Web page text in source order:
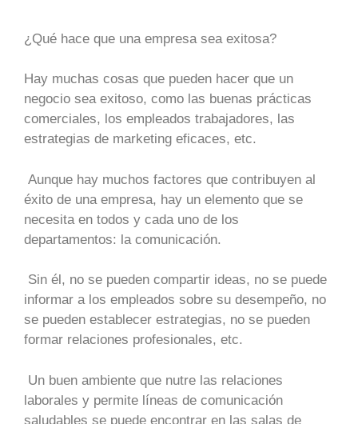
¿Qué hace que una empresa sea exitosa?
Hay muchas cosas que pueden hacer que un
negocio sea exitoso, como las buenas prácticas
comerciales, los empleados trabajadores, las
estrategias de marketing eficaces, etc.
Aunque hay muchos factores que contribuyen al
éxito de una empresa, hay un elemento que se
necesita en todos y cada uno de los
departamentos: la comunicación.
Sin él, no se pueden compartir ideas, no se puede
informar a los empleados sobre su desempeño, no
se pueden establecer estrategias, no se pueden
formar relaciones profesionales, etc.
Un buen ambiente que nutre las relaciones
laborales y permite líneas de comunicación
saludables se puede encontrar en las salas de